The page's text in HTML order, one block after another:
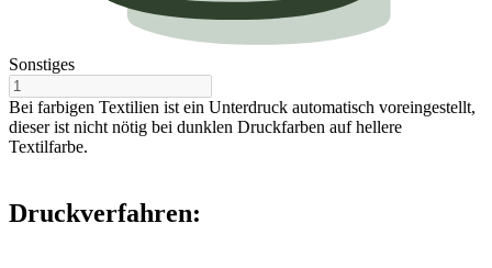
Sonstiges
Bei farbigen Textilien ist ein Unterdruck automatisch voreingestellt,
dieser ist nicht nötig bei dunklen Druckfarben auf hellere
Textilfarbe.
Druckverfahren: